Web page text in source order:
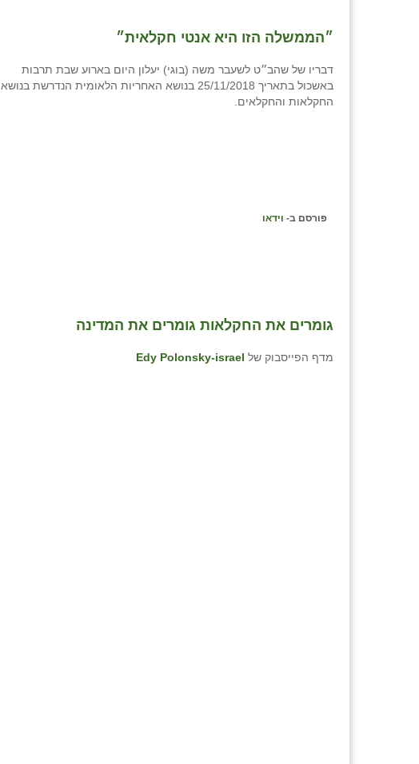
״הממשלה הזו היא אנטי חקלאית״
דבריו של שהב״ט לשעבר משה (בוגי) יעלון היום בארוע שבת תרבות
באשכול בתאריך 25/11/2018 בנושא האחריות הלאומית הנדרשת בנושא
החקלאות והחקלאים.
פורסם ב- וידאו
‏גומרים את החקלאות גומרים את המדינה
מדף הפייסבוק של Edy Polonsky-israel